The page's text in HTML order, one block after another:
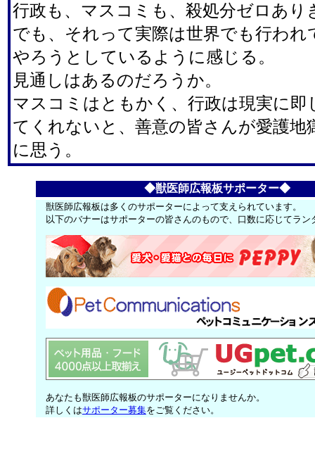
行政も、マスコミも、殺処分ゼロあり
でも、それって実際は世界でも行われ
やろうとしているように感じる。
見通しはあるのだろうか。
マスコミはともかく、行政は現実に即
てくれないと、善意の皆さんが愛護地
に思う。
◆獣医師広報板サポーター◆
獣医師広報板は多くのサポーターによって支えられています。
以下のバナーはサポーターの皆さんのもので、口数に応じてラ
あなたも獣医師広報板のサポーターになりませんか。
詳しくはサポーター募集をご覧ください。